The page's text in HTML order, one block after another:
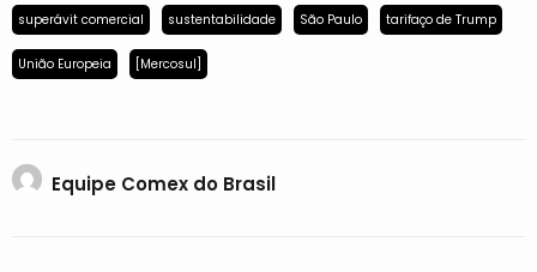
superávit comercial sustentabilidade São Paulo tarifaço de Trump
União Europeia [Mercosul]
Equipe Comex do Brasil